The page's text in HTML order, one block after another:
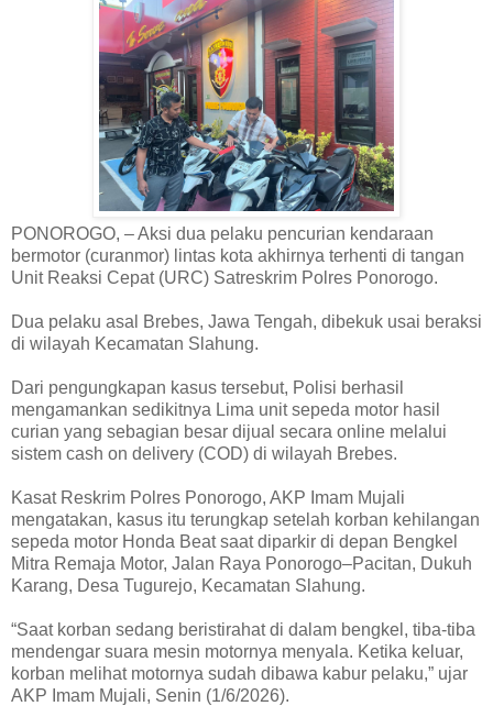
PONOROGO, – Aksi dua pelaku pencurian kendaraan
bermotor (curanmor) lintas kota akhirnya terhenti di tangan
Unit Reaksi Cepat (URC) Satreskrim Polres Ponorogo.
Dua pelaku asal Brebes, Jawa Tengah, dibekuk usai beraksi
di wilayah Kecamatan Slahung.
Dari pengungkapan kasus tersebut, Polisi berhasil
mengamankan sedikitnya Lima unit sepeda motor hasil
curian yang sebagian besar dijual secara online melalui
sistem cash on delivery (COD) di wilayah Brebes.
Kasat Reskrim Polres Ponorogo, AKP Imam Mujali
mengatakan, kasus itu terungkap setelah korban kehilangan
sepeda motor Honda Beat saat diparkir di depan Bengkel
Mitra Remaja Motor, Jalan Raya Ponorogo–Pacitan, Dukuh
Karang, Desa Tugurejo, Kecamatan Slahung.
“Saat korban sedang beristirahat di dalam bengkel, tiba-tiba
mendengar suara mesin motornya menyala. Ketika keluar,
korban melihat motornya sudah dibawa kabur pelaku,” ujar
AKP Imam Mujali, Senin (1/6/2026).